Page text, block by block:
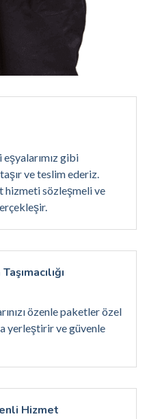
eşyalarımız gibi
ve teslim ederiz.
hizmeti sözleşmeli ve
özenle paketler özel
yerleştirir ve güvenle
Hizmet